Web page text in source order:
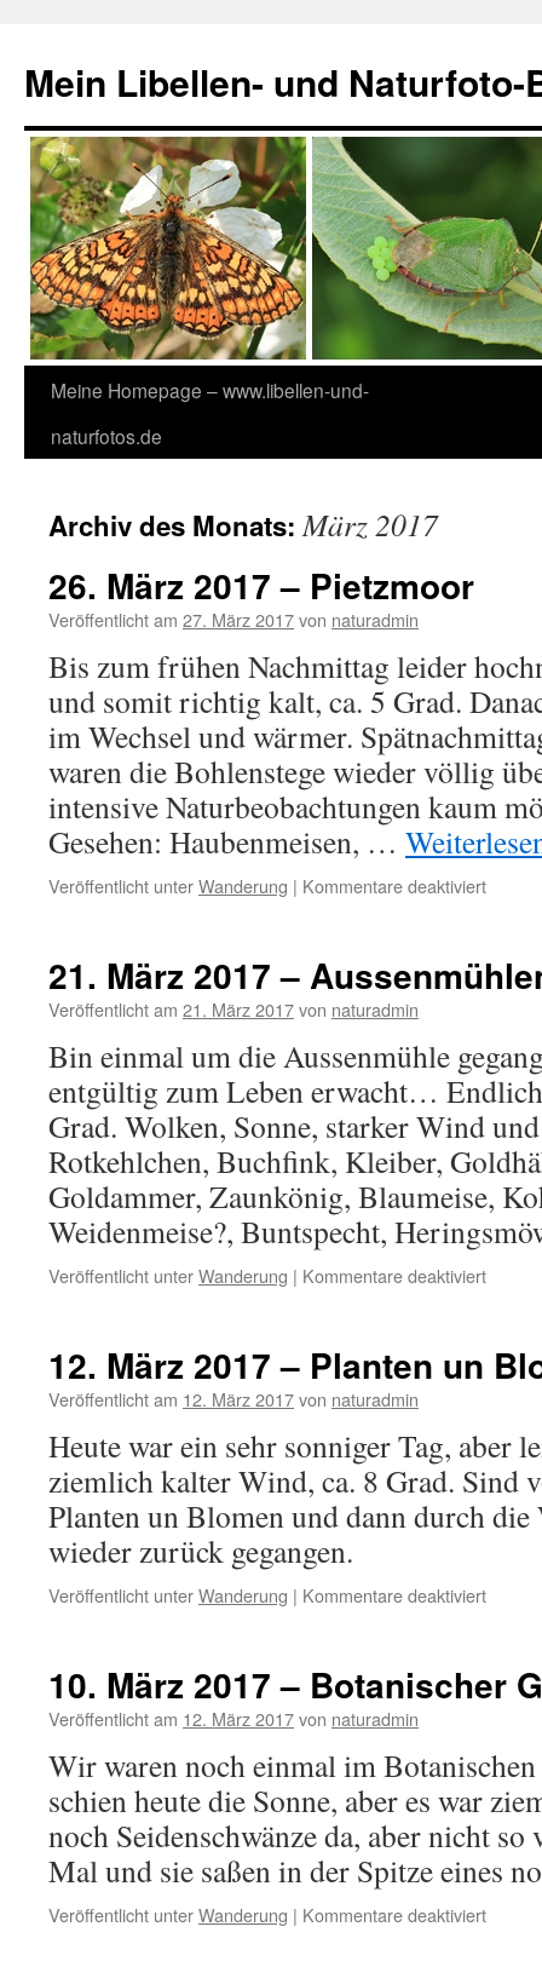
springen
Mein Libellen- und Naturfoto-
Meine Homepage – www.libellen-und-
naturfotos.de
Archiv des Monats:März 2017
26. März 2017 – Pietzmoor
Veröffentlicht am 27. März 2017von naturadmin
Bis zum frühen Nachmittag leider
und somit richtig kalt, ca. 5 Grad.
im Wechsel und wärmer.
waren die Bohlenstege wieder völlig
intensive Naturbeobachtungen kaum
Gesehen: Haubenmeisen, …
Veröffentlicht unterWanderung | Kommentare deaktiviertfür
–
21. März 2017 –
Veröffentlicht am 21. März 2017von naturadmin
Bin einmal um die Aussenmühle
entgültig zum Leben erwacht…
Grad. Wolken, Sonne, starker Wind
Rotkehlchen, Buchfink, Kleiber,
Goldammer, Zaunkönig, Blaumeise,
Weidenmeise?, Buntspecht,
Veröffentlicht unterWanderung | Kommentare deaktiviertfür
12. März 2017 – Planten un
Veröffentlicht am 12. März 2017von naturadmin
Heute war ein sehr sonniger Tag, aber
ziemlich kalter Wind, ca. 8 Grad. Sind
Planten un Blomen und dann durch die
wieder zurück gegangen.
Veröffentlicht unterWanderung | Kommentare deaktiviertfür
–
10. März 2017 – Botanischer
Veröffentlicht am 12. März 2017von naturadmin
Wir waren noch einmal im
schien heute die Sonne, aber es war
noch Seidenschwänze da, aber nicht
Mal und sie saßen in der Spitze eines
Veröffentlicht unterWanderung | Kommentare deaktiviertfür